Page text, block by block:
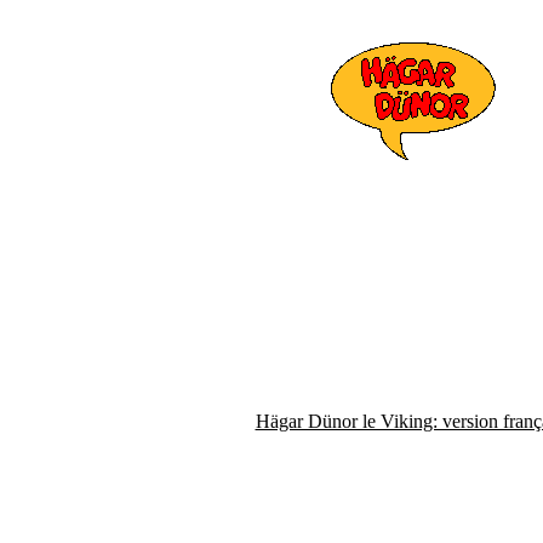
Hägar Dünor le Viking: version